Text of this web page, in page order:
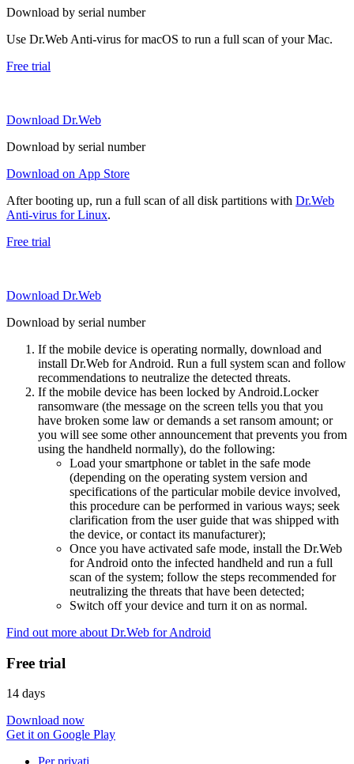
Download by serial number
Use Dr.Web Anti-virus for macOS to run a full scan of your Mac.
Free trial
Download Dr.Web
Download by serial number
Download on App Store
After booting up, run a full scan of all disk partitions with Dr.Web
Anti-virus for Linux.
Free trial
Download Dr.Web
Download by serial number
If the mobile device is operating normally, download and
install Dr.Web for Android. Run a full system scan and follow
recommendations to neutralize the detected threats.
If the mobile device has been locked by Android.Locker
ransomware (the message on the screen tells you that you
have broken some law or demands a set ransom amount; or
you will see some other announcement that prevents you from
using the handheld normally), do the following:
Load your smartphone or tablet in the safe mode
(depending on the operating system version and
specifications of the particular mobile device involved,
this procedure can be performed in various ways; seek
clarification from the user guide that was shipped with
the device, or contact its manufacturer);
Once you have activated safe mode, install the Dr.Web
for Android onto the infected handheld and run a full
scan of the system; follow the steps recommended for
neutralizing the threats that have been detected;
Switch off your device and turn it on as normal.
Find out more about Dr.Web for Android
Free trial
14 days
Download now
Get it on Google Play